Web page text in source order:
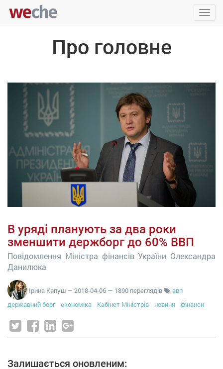
Про головне
В уряді планують за два роки
зменшити держборг до 60% ВВП
Повідомлення Міністра фінансів України Олександра
Данилюка
Ірина Капуш — 2018-04-06 — 1890 переглядів
ввп
державний борг
економіка Кабінет Міністрів новини фінанси
Залишається оновленим: